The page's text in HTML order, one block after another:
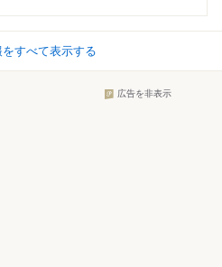
すべて表示する
広告を非表示